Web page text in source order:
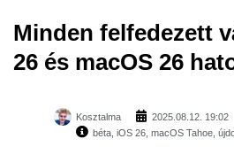
Minden felfedezett
26 és macOS 26
Kosztalma 2025.08.12. 19:02
béta iOS 26 macOS Tahoe